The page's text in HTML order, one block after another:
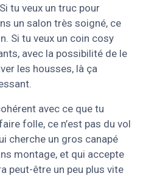
tu veux un truc pour
un salon très soigné, ce
Si tu veux un coin cosy
avec la possibilité de le
les housses, là ça
avec ce que tu
folle, ce n’est pas du vol
cherche un gros canapé
montage, et qui accepte
peut-être un peu plus vite